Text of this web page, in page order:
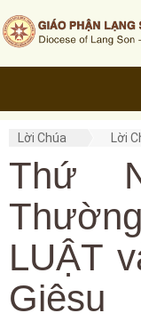
Lời Chúa Lời
Thứ
LUẬT
Giêsu